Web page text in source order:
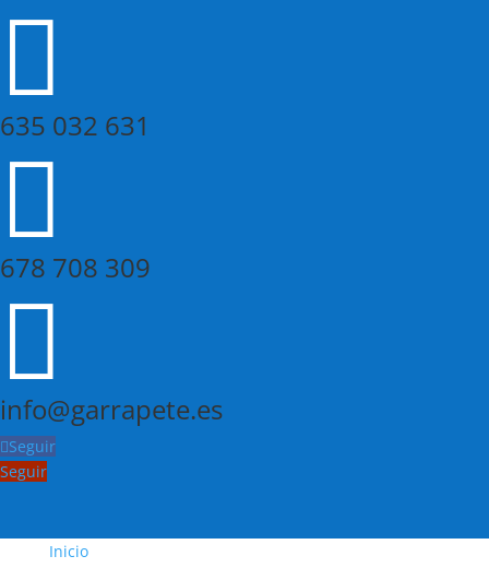

635 032 631

678 708 309

info@garrapete.es
Seguir
Seguir
Inicio